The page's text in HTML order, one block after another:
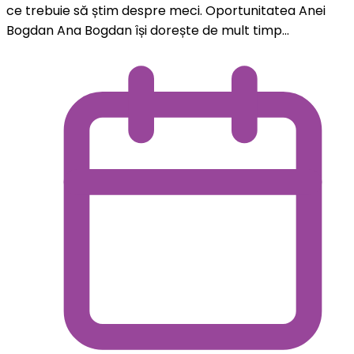
ce trebuie să știm despre meci. Oportunitatea Anei
Bogdan Ana Bogdan își dorește de mult timp...